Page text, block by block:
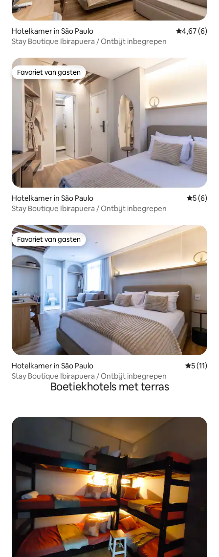
Hotelkamer in São Paulo Gemiddelde
4,67 (6)
Stay Boutique Ibirapuera / Ontbijt inbegrepen
Favoriet van gasten
Favoriet van gasten
Hotelkamer in São Paulo
5 (6)
Stay Boutique Ibirapuera / Ontbijt inbegrepen
Favoriet van gasten
Favoriet van gasten
Hotelkamer in São Paulo
5 (11)
Stay Boutique Ibirapuera / Ontbijt inbegrepen
Boetiekhotels met terras